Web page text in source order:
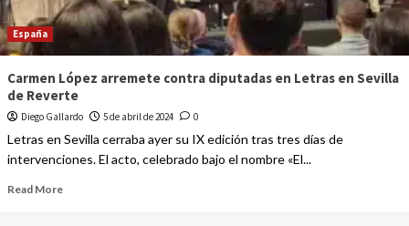
España
Carmen López arremete contra diputadas en Letras en Sevilla
de Reverte
Diego Gallardo 5 de abril de 2024 0
Letras en Sevilla cerraba ayer su IX edición tras tres días de
intervenciones. El acto, celebrado bajo el nombre «El...
Read More